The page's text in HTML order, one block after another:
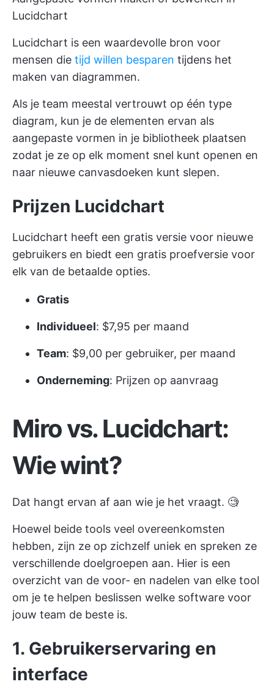
Lucidchart
Lucidchart is een waardevolle bron voor
mensen die tijd willen besparen tijdens het
maken van diagrammen.
Als je team meestal vertrouwt op één type
diagram, kun je de elementen ervan als
aangepaste vormen in je bibliotheek plaatsen
zodat je ze op elk moment snel kunt openen en
naar nieuwe canvasdoeken kunt slepen.
Prijzen Lucidchart
Lucidchart heeft een gratis versie voor nieuwe
gebruikers en biedt een gratis proefversie voor
elk van de betaalde opties.
Gratis
Individueel: $7,95 per maand
Team: $9,00 per gebruiker, per maand
Onderneming: Prijzen op aanvraag
Miro vs. Lucidchart:
Wie wint?
Dat hangt ervan af aan wie je het vraagt. 🧐
Hoewel beide tools veel overeenkomsten
hebben, zijn ze op zichzelf uniek en spreken ze
verschillende doelgroepen aan. Hier is een
overzicht van de voor- en nadelen van elke tool
om je te helpen beslissen welke software voor
jouw team de beste is.
1. Gebruikerservaring en
interface